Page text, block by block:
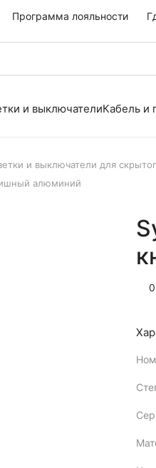
Программа лояльности
и выключателиКабель и
и выключатели для
алюминий
0